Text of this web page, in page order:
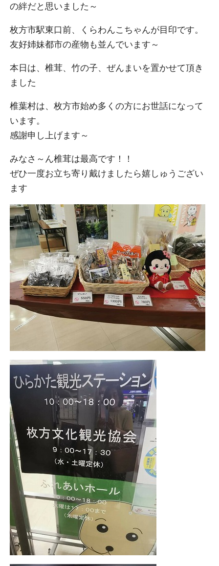
の絆だと思いました～
枚方市駅東口前、くらわんこちゃんが目印です。
友好姉妹都市の産物も並んでいます～
本日は、椎茸、竹の子、ぜんまいを置かせて頂き
ました
椎葉村は、枚方市始め多くの方にお世話になって
います。
感謝申し上げます～
みなさ～ん椎茸は最高です！！
ぜひ一度お立ち寄り戴けましたら嬉しゅうござい
ます